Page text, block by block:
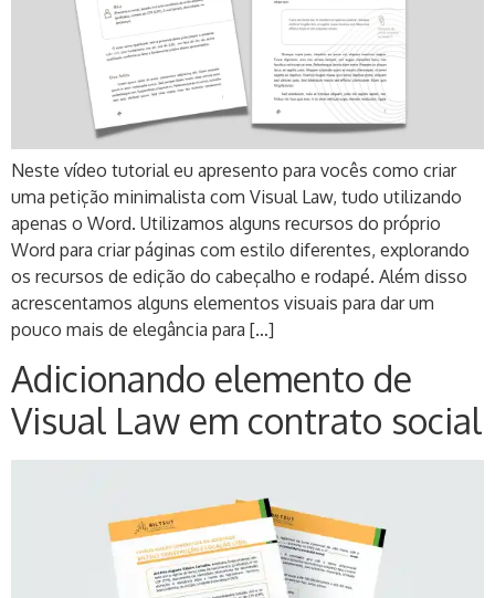
Neste vídeo tutorial eu apresento para vocês como criar
uma petição minimalista com Visual Law, tudo utilizando
apenas o Word. Utilizamos alguns recursos do próprio
Word para criar páginas com estilo diferentes, explorando
os recursos de edição do cabeçalho e rodapé. Além disso
acrescentamos alguns elementos visuais para dar um
pouco mais de elegância para […]
Adicionando elemento de
Visual Law em contrato social